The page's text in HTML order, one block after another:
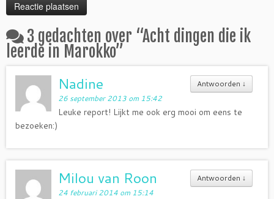
3 gedachten over “Acht dingen die ik
leerde in Marokko”
Antwoorden ↓
Nadine
26 september 2013 om 15:42
Leuke report! Lijkt me ook erg mooi om eens te
bezoeken:)
Antwoorden ↓
Milou van Roon
24 februari 2014 om 15:14